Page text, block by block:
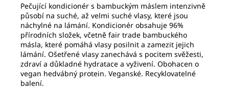
Pečující kondicionér s bambuckým máslem intenzivně
působí na suché, až velmi suché vlasy, které jsou
náchylné na lámání. Kondicionér obsahuje 96%
přírodních složek, včetně fair trade bambuckého
másla, které pomáhá vlasy posilnit a zamezit jejich
lámání. Ošetřené vlasy zanechává s pocitem svěžesti,
zdraví a důkladné hydratace a vyživení. Obohacen o
vegan hedvábný protein. Veganské. Recyklovatelné
balení.